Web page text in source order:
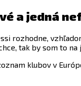
a jedná
rozhodne,
tak by som to
klubov v